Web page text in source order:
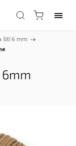
šití 6 mm /